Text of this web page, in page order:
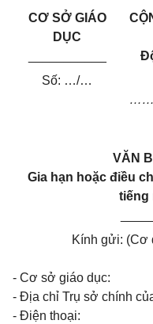
CƠ SỞ GIÁO
DỤC
Số: …/…
VĂN
Gia hạn hoặc điều
tiếng
Kính gửi: (Cơ
- Cơ sở giáo dục:
- Địa chỉ Trụ sở chính
- Điện